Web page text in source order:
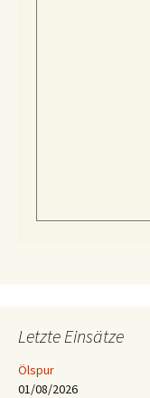
Letzte Einsätze
Ölspur
01/08/2026